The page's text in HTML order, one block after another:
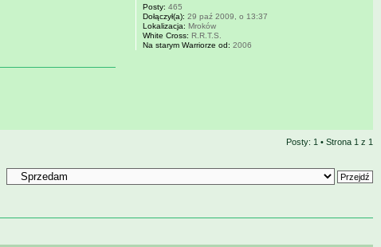
Posty: 465
Dołączył(a): 29 paź 2009, o 13:37
Lokalizacja: Mroków
White Cross: R.R.T.S.
Na starym Warriorze od: 2006
Posty: 1 • Strona 1 z 1